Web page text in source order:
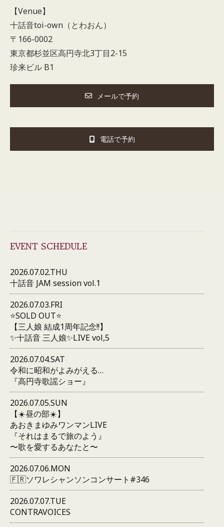
【Venue】
十話音toi-own（とわおん）
〒166-0002
東京都杉並区高円寺北3丁目2-15
珍来ビル B1
メールで予約
電話で予約
EVENT SCHEDULE
2026.07.02.THU
十話音 JAM session vol.1
2026.07.03.FRI
⭐️SOLD OUT⭐️
【三人娘 結成1周年記念!!】
✨十話音 三人娘✨LIVE vol,5
2026.07.04.SAT
令和に昭和がよみがえる…
『高円寺歌謡ショー』
2026.07.05.SUN
【☀️昼の部☀️】
あおきまゆみワンマンLIVE
『それはまるで旅のよう』
〜歌を愛するあなたと〜
2026.07.06.MON
🇫🇷ソワレシャンソンコンサート#346
2026.07.07.TUE
CONTRAVOICES